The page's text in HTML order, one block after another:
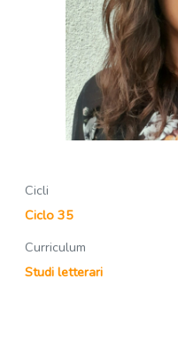
Cicli
Ciclo 35
Curriculum
Studi letterari